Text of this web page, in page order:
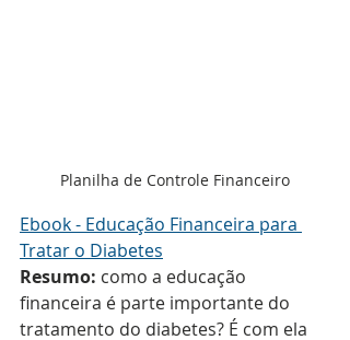
Planilha de Controle Financeiro
Ebook - Educação Financeira para
Tratar o Diabetes
Resumo: como a educação
financeira é parte importante do
tratamento do diabetes? É com ela